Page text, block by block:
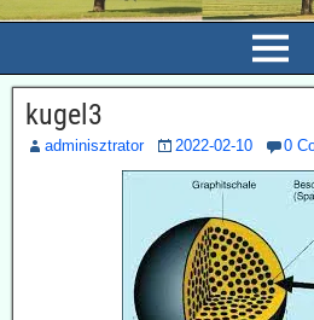
kugel3
adminisztrator 2022-02-10 0